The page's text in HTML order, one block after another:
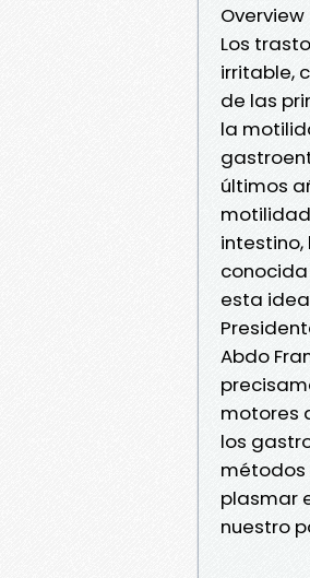
Overview
Los
irritable,
de las
la
últimos
esta
Abdo
motores
los
métodos
plasmar
nuestro